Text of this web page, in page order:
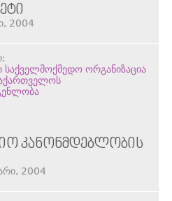
2004
საქველმოქმედო ორგანიზაცია
ᲙᲐᲜᲝᲜᲛᲓᲔᲑᲚᲝᲑᲘᲡ
2004